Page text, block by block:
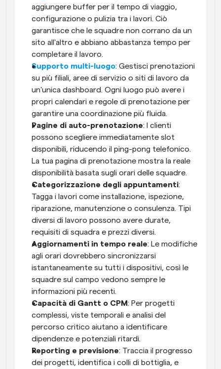
aggiungere buffer per il tempo di viaggio,
configurazione o pulizia tra i lavori. Ciò
garantisce che le squadre non corrano da un
sito all'altro e abbiano abbastanza tempo per
completare il lavoro.
Supporto multi-luogo: Gestisci prenotazioni
su più filiali, aree di servizio o siti di lavoro da
un'unica dashboard. Ogni luogo può avere i
propri calendari e regole di prenotazione per
garantire una coordinazione più fluida.
Pagine di auto-prenotazione: I clienti
possono scegliere immediatamente slot
disponibili, riducendo il ping-pong telefonico.
La tua pagina di prenotazione mostra la reale
disponibilità basata sugli orari delle squadre.
Categorizzazione degli appuntamenti:
Tagga i lavori come installazione, ispezione,
riparazione, manutenzione o consulenza. Tipi
diversi di lavoro possono avere durate,
requisiti di squadra e prezzi diversi.
Aggiornamenti in tempo reale: Le modifiche
agli orari dovrebbero sincronizzarsi
istantaneamente su tutti i dispositivi, così le
squadre sul campo vedono sempre le
informazioni più recenti.
Capacità di Gantt o CPM: Per progetti
complessi, viste temporali e analisi del
percorso critico aiutano a identificare
dipendenze e potenziali ritardi.
Reporting e previsione: Traccia il progresso
dei progetti, identifica i colli di bottiglia, e